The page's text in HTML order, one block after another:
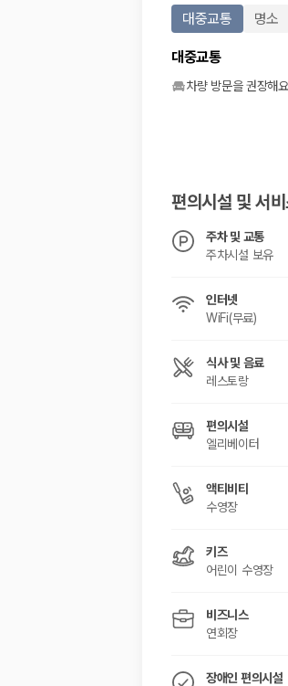
제주렌트카 가격비교 자주 묻는 질
A. 대여일, 반납일, 인수 지역을 선택하면 제주도
Q. 제주 렌트카 가격비교 시 보험도 함께 비교할
Q. 가족 여행에는 어떤 제주 렌트카를 비교해야 하
제주렌트카 가격비교 주요 링크
제주도 렌트카 실시간 최저가 가격비교
대중교통 명소
대중교통
차량 방문을 권장해
편의시설 및 서
주차 및 교통
주차시설 보유
인터넷
WiFi(무료)
식사 및 음료
레스토랑
편의시설
엘리베이터
액티비티
수영장
키즈
어린이 수영장
비즈니스
연회장
장애인 편의시설